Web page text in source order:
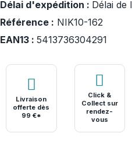
Délai d'expédition : Délai de
Référence : NIK10-162
EAN13 : 5413736304291
Livraison
offerte dès
99 €*
Click &
Collect sur
rendez-
vous